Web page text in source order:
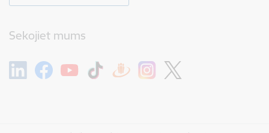
Sekojiet mums